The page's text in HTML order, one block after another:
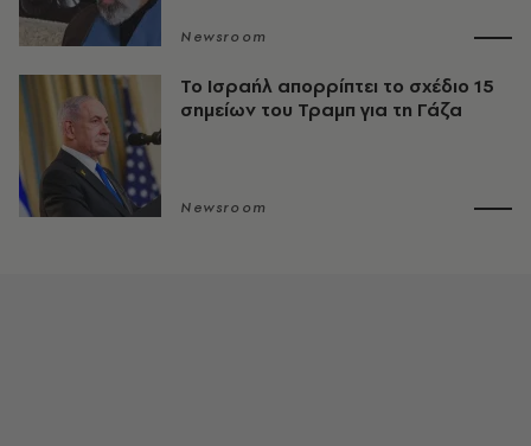
Newsroom
Το Ισραήλ απορρίπτει το σχέδιο 15
σημείων του Τραμπ για τη Γάζα
Newsroom